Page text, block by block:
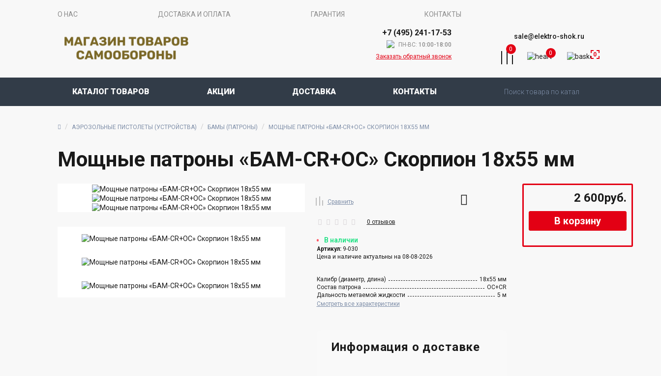
О НАС ДОСТАВКА И ОПЛАТА ГАРАНТИЯ КОНТАКТЫ
+7 (495) 241-17-53
ПН-ВС:10:00-18:00
Заказать обратный звонок
sale@elektro-shok.ru
0
0 0
КАТАЛОГ ТОВАРОВ АКЦИИ ДОСТАВКА КОНТАКТЫ
АЭРОЗОЛЬНЫЕ ПИСТОЛЕТЫ (УСТРОЙСТВА) БАМЫ (ПАТРОНЫ) МОЩНЫЕ ПАТРОНЫ «БАМ-CR+ОС» СКОРПИОН 18Х55 ММ
Мощные патроны «БАМ-CR+ОС» Скорпион 18х55 мм
Сравнить
0 отзывов
В наличии
Артикул:9-030
Цена и наличие актуальны на 08-08-2026
Калибр (диаметр, длина)
18х55 мм
Состав патрона
OC+CR
Дальность метаемой жидкости
5 м
Смотреть все характеристики
Информация о доставке
2 600руб.
В корзину